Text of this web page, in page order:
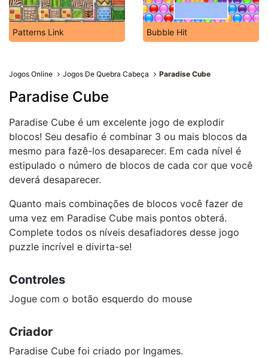
Patterns Link Bubble Hit
Jogos Online Jogos De Quebra Cabeça Paradise Cube
Paradise Cube
Paradise Cube é um excelente jogo de explodir
blocos! Seu desafio é combinar 3 ou mais blocos da
mesmo para fazê-los desaparecer. Em cada nível é
estipulado o número de blocos de cada cor que você
deverá desaparecer.
Quanto mais combinações de blocos você fazer de
uma vez em Paradise Cube mais pontos obterá.
Complete todos os níveis desafiadores desse jogo
puzzle incrível e divirta-se!
Controles
Jogue com o botão esquerdo do mouse
Criador
Paradise Cube foi criado por Ingames.